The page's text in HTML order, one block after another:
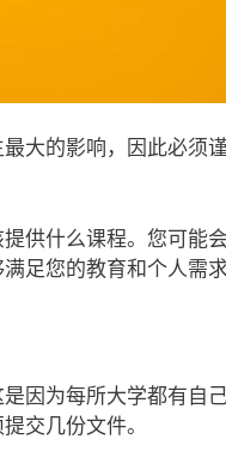
大的影响，因此必须
供什么课程。您可能
足您的教育和个人需求
因为每所大学都有自
交几份文件。